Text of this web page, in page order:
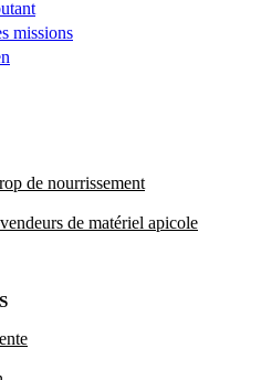
missions
de nourrissement
de matériel apicole